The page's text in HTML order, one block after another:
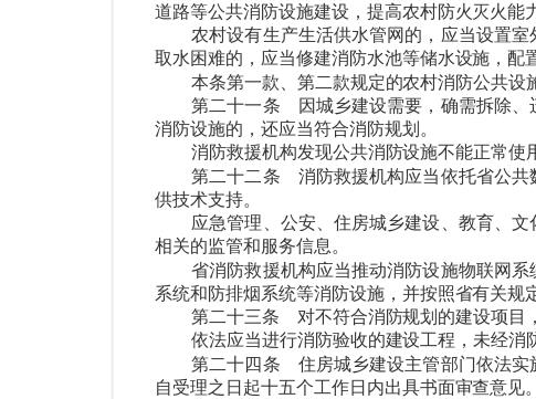
道路等公共消防设施建设，提高农村防火灭火能
农村设有生产生活供水管网的，应当设置
取水困难的，应当修建消防水池等储水设施，配
本条第一款、第二款规定的农村消防公共设
第二十一条 因城乡建设需要，确需拆除、
消防设施的，还应当符合消防规划。
消防救援机构发现公共消防设施不能正常使
第二十二条 消防救援机构应当依托省公共
供技术支持。
应急管理、公安、住房城乡建设、教育、
相关的监管和服务信息。
省消防救援机构应当推动消防设施物联网
系统和防排烟系统等消防设施，并按照省有关规
第二十三条 对不符合消防规划的建设项目
依法应当进行消防验收的建设工程，未经消
第二十四条 住房城乡建设主管部门依法实
自受理之日起十五个工作日内出具书面审查意见。